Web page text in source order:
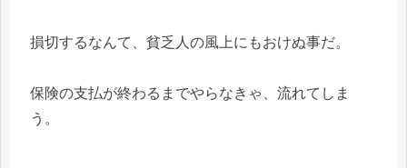
損切するなんて、貧乏人の風上にもおけぬ事だ。
保険の支払が終わるまでやらなきゃ、流れてしま
う。